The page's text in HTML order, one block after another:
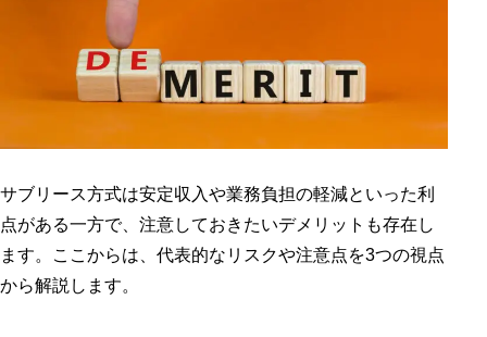
サブリース方式は安定収入や業務負担の軽減といった利
点がある一方で、注意しておきたいデメリットも存在し
ます。ここからは、代表的なリスクや注意点を3つの視点
から解説します。